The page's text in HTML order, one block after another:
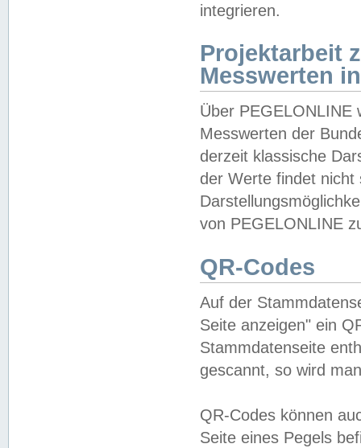
integrieren.
Projektarbeit
Messwerten
Über PEGELONLINE
Messwerten der
derzeit klassische
der Werte findet
von PEGELONLINE
QR-Codes
Auf der
Seite anzeigen" ein
Stammdatenseite
gescannt, so wird
QR-Codes können
Seite eines Pegels